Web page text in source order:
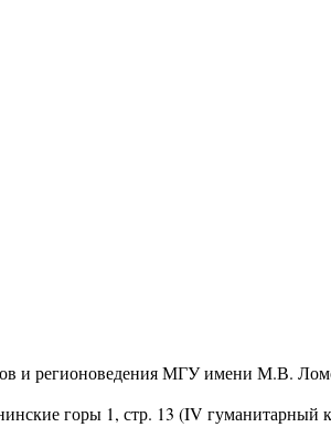
и регионоведения МГУ имени М.В.
горы 1, стр. 13 (IV гуманитарный